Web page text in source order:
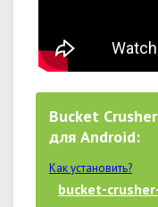
Bucket
для Android:
Как установить?
bucket-